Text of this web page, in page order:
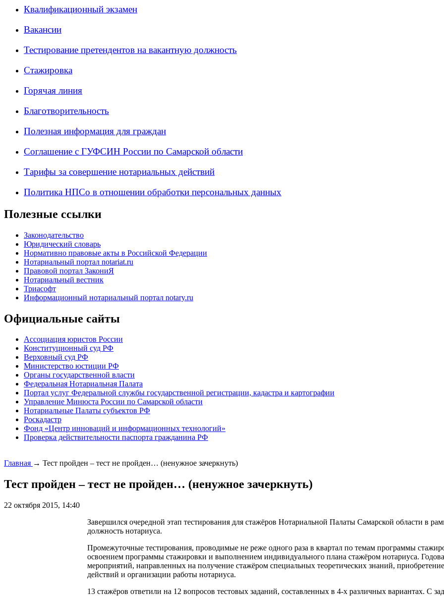
Квалификационный экзамен
Вакансии
Тестирование претендентов на вакантную должность
Стажировка
Горячая линия
Благотворительность
Полезная информация для граждан
Соглашение с ГУФСИН России по Самарской области
Тарифы за совершение нотариальных действий
Политика НПСо в отношении обработки персональных данных
Полезные ссылки
Законодательство
Юридический словарь
Нормативно правовые акты в Российской Федерации
Нотариальный портал notariat.ru
Правовой портал ЗакониЯ
Нотариальный вестник
Триасофт
Информационный нотариальный портал notary.ru
Официальные сайты
Ассоциация юристов России
Конституционный суд РФ
Верховный суд РФ
Министерство юстиции РФ
Органы государственной власти
Федеральная Нотариальная Палата
Портал услуг Федеральной службы государственной регистрации, кадастра и картографии
Управление Минюста России по Самарской области
Нотариальные Палаты субъектов РФ
Роскадастр
Фонд «Центр инноваций и информационных технологий»
Проверка действительности паспорта гражданина РФ
Главная → Тест пройден – тест не пройден… (ненужное зачеркнуть)
Тест пройден – тест не пройден… (ненужное зачеркнуть)
22 октября 2015, 14:40
Завершился очередной этап тестирования для стажёров Нотариальной Палаты Самарской области в
должность нотариуса.
Промежуточные тестирования, проводимые не реже одного раза в квартал по темам программы
освоением программы стажировки и выполнением индивидуального плана стажёром нотариуса.
мероприятий, направленных на получение стажёром специальных теоретических знаний,
действий и организации работы нотариуса.
13 стажёров ответили на 12 вопросов тестовых заданий, составленных в 4-х различных вариантах. С